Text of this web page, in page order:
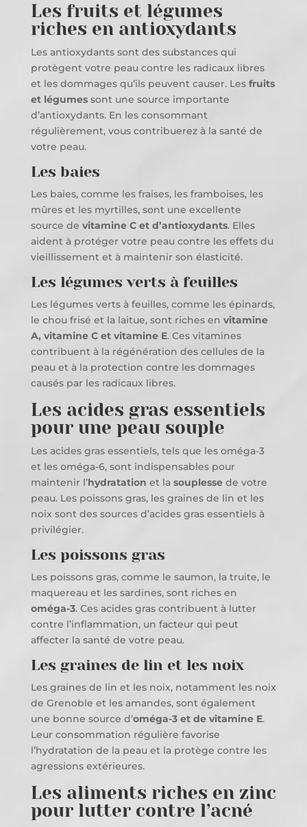
Les fruits et légumes
riches en antioxydants
Les antioxydants sont des substances qui
protègent votre peau contre les radicaux libres
et les dommages qu’ils peuvent causer. Les fruits
et légumessont une source importante
d’antioxydants. En les consommant
régulièrement, vous contribuerez à la santé de
votre peau.
Les baies
Les baies, comme les fraises, les framboises, les
mûres et les myrtilles, sont une excellente
source de vitamine C et d’antioxydants. Elles
aident à protéger votre peau contre les effets du
vieillissement et à maintenir son élasticité.
Les légumes verts à feuilles
Les légumes verts à feuilles, comme les épinards,
le chou frisé et la laitue, sont riches en vitamine
A, vitamine C et vitamine E. Ces vitamines
contribuent à la régénération des cellules de la
peau et à la protection contre les dommages
causés par les radicaux libres.
Les acides gras essentiels
pour une peau souple
Les acides gras essentiels, tels que les oméga-3
et les oméga-6, sont indispensables pour
maintenir l’hydratation et la souplessede votre
peau. Les poissons gras, les graines de lin et les
noix sont des sources d’acides gras essentiels à
privilégier.
Les poissons gras
Les poissons gras, comme le saumon, la truite, le
maquereau et les sardines, sont riches en
oméga-3. Ces acides gras contribuent à lutter
contre l’inflammation, un facteur qui peut
affecter la santé de votre peau.
Les graines de lin et les noix
Les graines de lin et les noix, notamment les noix
de Grenoble et les amandes, sont également
une bonne source d’oméga-3 et de vitamine E.
Leur consommation régulière favorise
l’hydratation de la peau et la protège contre les
agressions extérieures.
Les aliments riches en zinc
pour lutter contre l’acné